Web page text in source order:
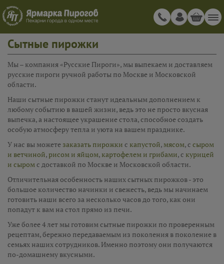
Сытные пирожки
Мы – компания «Русские Пироги», мы выпекаем и доставляем
русские пироги ручной работы по Москве и Московской
области.
Наши сытные пирожки станут идеальным дополнением к
любому событию в вашей жизни, ведь это не просто вкусная
выпечка, а настоящее украшение стола, способное создать
особую атмосферу тепла и уюта на вашем празднике.
У нас вы можете заказать пирожки с капустой,мясом, с сыром
и ветчиной,рисом и яйцом, картофелем и грибами, с курицей
и сыромс доставкой по Москве и Московской области.
Отличительная особенность наших сытных пирожков - это
большое количество начинки и свежесть, ведь мы начинаем
готовить наши всего за несколько часов до того, как они
попадут к вам на стол прямо из печи.
Уже более 4 лет мы готовим сытные пирожки по проверенным
рецептам, бережно передаваемым из поколения в поколение в
семьях наших сотрудников. Именно поэтому они получаются
по-домашнему вкусными.